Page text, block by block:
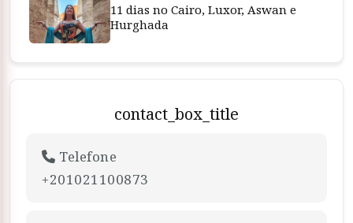
11 dias no Cairo, Luxor, Aswan e
Hurghada
contact_box_title
Telefone
+201021100873